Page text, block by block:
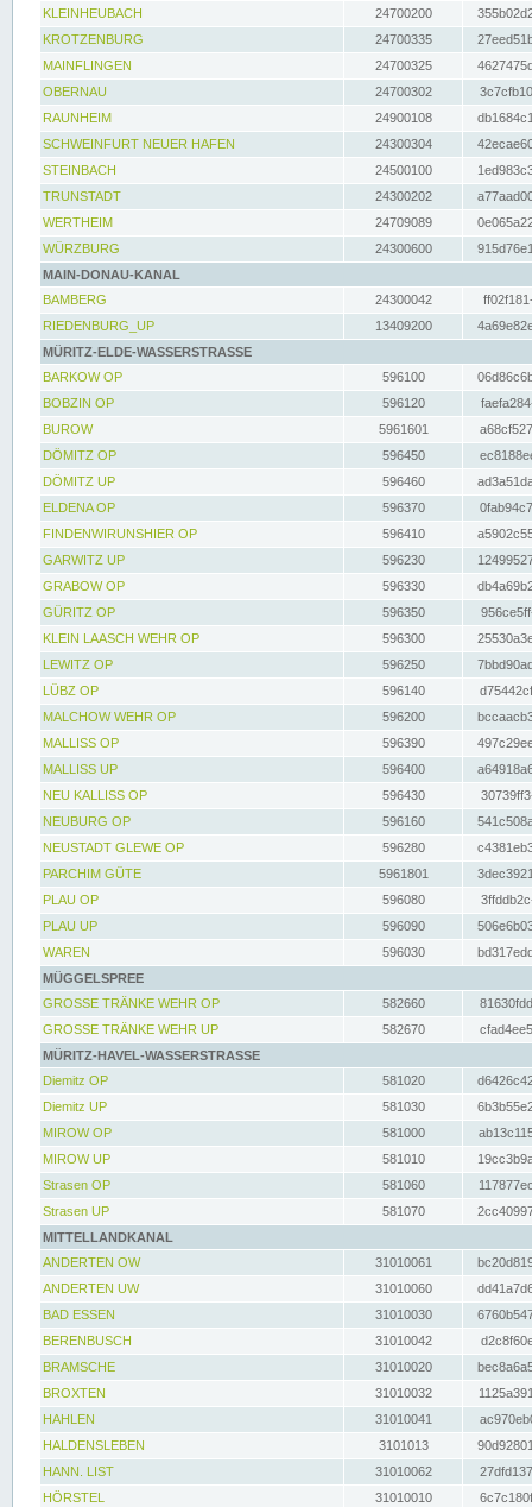
KLEINHEUBACH 24700200
KROTZENBURG
24700335
MAINFLINGEN
24700325
OBERNAU
24700302
RAUNHEIM
24900108
SCHWEINFURT NEUER HAFEN
24300304
STEINBACH
24500100
TRUNSTADT
24300202
WERTHEIM
24709089
WÜRZBURG
24300600
MAIN-DONAU-KANAL
BAMBERG
24300042
RIEDENBURG_UP
13409200
MÜRITZ-ELDE-WASSERSTRASSE
BARKOW OP
596100
BOBZIN OP
596120
BUROW
5961601
DÖMITZ OP
596450
DÖMITZ UP
596460
ELDENA OP
596370
FINDENWIRUNSHIER OP
596410
GARWITZ UP
596230
GRABOW OP
596330
GÜRITZ OP
596350
KLEIN LAASCH WEHR OP
596300
LEWITZ OP
596250
LÜBZ OP
596140
MALCHOW WEHR OP
596200
MALLISS OP
596390
MALLISS UP
596400
NEU KALLISS OP
596430
NEUBURG OP
596160
NEUSTADT GLEWE OP
596280
PARCHIM GÜTE
5961801
PLAU OP
596080
PLAU UP
596090
WAREN
596030
MÜGGELSPREE
GROSSE TRÄNKE WEHR OP
582660
GROSSE TRÄNKE WEHR UP
582670
MÜRITZ-HAVEL-WASSERSTRASSE
Diemitz OP
581020
Diemitz UP
581030
MIROW OP
581000
MIROW UP
581010
Strasen OP
581060
Strasen UP
581070
MITTELLANDKANAL
ANDERTEN OW
31010061
ANDERTEN UW
31010060
BAD ESSEN
31010030
BERENBUSCH
31010042
BRAMSCHE
31010020
BROXTEN
31010032
HAHLEN
31010041
HALDENSLEBEN
3101013
HANN. LIST
31010062
HÖRSTEL
31010010